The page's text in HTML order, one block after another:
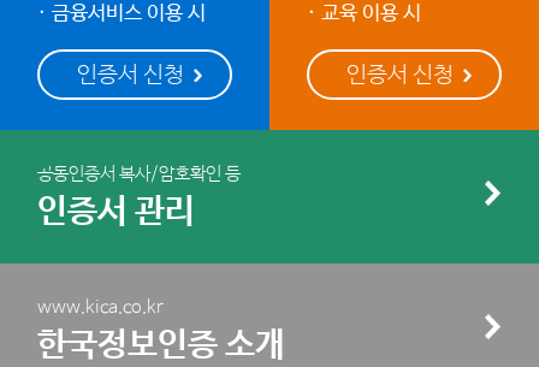
금융서비스 이용 시
교육 이용 시
공동인증서 복사/암호확인 등
인증서 관리
www.kica.co.kr
한국정보인증 소개